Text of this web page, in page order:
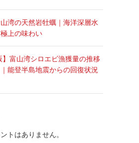
山湾の天然岩牡蠣｜海洋深層水
上の味わい
】富山湾シロエビ漁獲量の推移
能登半島地震からの回復状況
トはありません。